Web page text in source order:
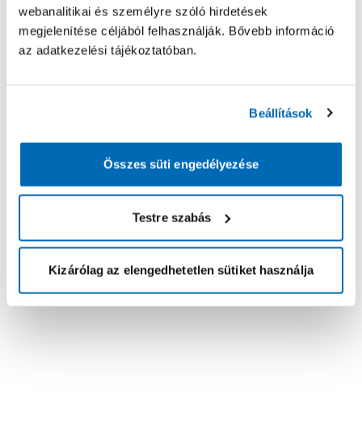
webanalitikai és személyre szóló hirdetések
megjelenítése céljából felhasználják. Bővebb információ
az adatkezelési tájékoztatóban.
Beállítások
Összes süti engedélyezése
Testre szabás
Kizárólag az elengedhetetlen sütiket használja